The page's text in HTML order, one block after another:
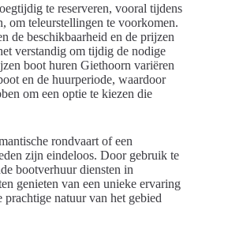
te reserveren, vooral tijdens
om teleurstellingen te voorkomen.
de beschikbaarheid en de prijzen
verstandig om tijdig de nodige
boot huren Giethoorn variëren
en de huurperiode, waardoor
om een optie te kiezen die
rondvaart of een
zijn eindeloos. Door gebruik te
bootverhuur diensten in
genieten van een unieke ervaring
natuur van het gebied